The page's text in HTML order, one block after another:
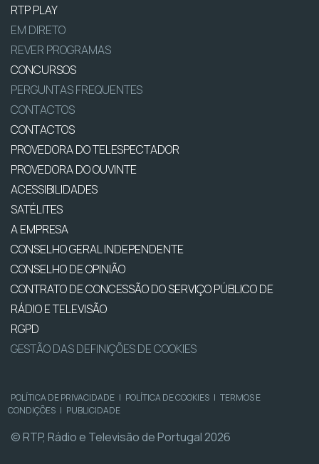
RTP PLAY
EM DIRETO
REVER PROGRAMAS
CONCURSOS
PERGUNTAS FREQUENTES
CONTACTOS
CONTACTOS
PROVEDORA DO TELESPECTADOR
PROVEDORA DO OUVINTE
ACESSIBILIDADES
SATÉLITES
A EMPRESA
CONSELHO GERAL INDEPENDENTE
CONSELHO DE OPINIÃO
CONTRATO DE CONCESSÃO DO SERVIÇO PÚBLICO DE
RÁDIO E TELEVISÃO
RGPD
GESTÃO DAS DEFINIÇÕES DE COOKIES
POLÍTICA DE PRIVACIDADE | POLÍTICA DE COOKIES | TERMOS E
CONDIÇÕES | PUBLICIDADE
© RTP, Rádio e Televisão de Portugal 2026